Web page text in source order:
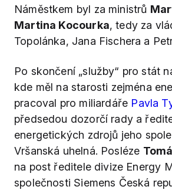
Náměstkem byl za ministrů
Martina Kocourka, tedy za
Topolánka, Jana Fischera a
Po skončení „služby“ pro stát
kde měl na starosti zejména
pracoval pro miliardáře Pavla
předsedou dozorčí rady a
energetických zdrojů jeho
Vršanská uhelná. Posléze
na post ředitele divize Energy
společnosti Siemens Česká